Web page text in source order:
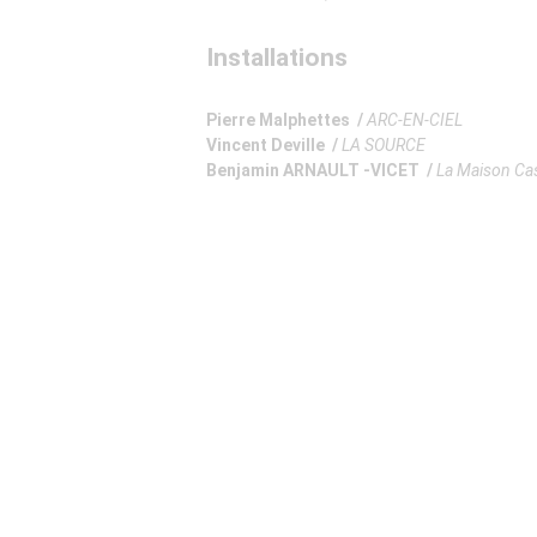
Installations
Pierre Malphettes /ARC-EN-CIEL
Vincent Deville /LA SOURCE
Benjamin ARNAULT -VICET /La Maison